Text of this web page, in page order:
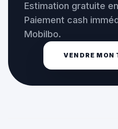
Estimation gratuite
Paiement cash
Mobilbo.
VENDRE MON